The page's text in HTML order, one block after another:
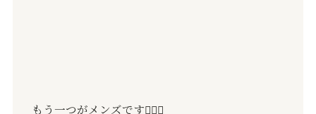
もう一つがメンズです💇🏻‍♂️